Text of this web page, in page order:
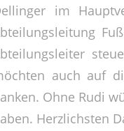
im
auch auf
Ohne Rudi
Herzlichsten